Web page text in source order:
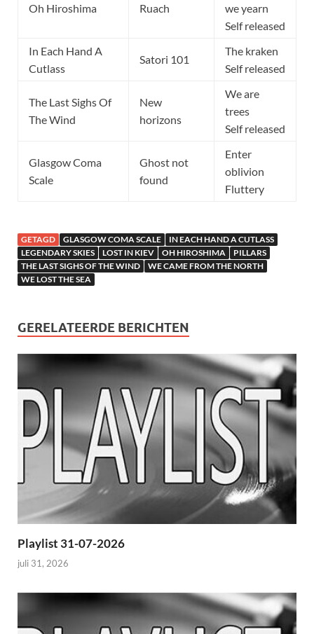
Oh Hiroshima Ruach
we yearn
Self released
In Each Hand A
Cutlass
Satori 101
The kraken
Self released
The Last Sighs Of
The Wind
New
horizons
We are
trees
Self released
Glasgow Coma
Scale
Ghost not
found
Enter
oblivion
Fluttery
GETAGD GLASGOW COMA SCALE
IN EACH HAND A CUTLASS
LEGENDARY SKIES
LOST IN KIEV OH HIROSHIMA
PILLARS
THE LAST SIGHS OF THE WIND
WE CAME FROM THE NORTH
WE LOST THE SEA
GERELATEERDE BERICHTEN
Playlist 31-07-2026
juli 31, 2026